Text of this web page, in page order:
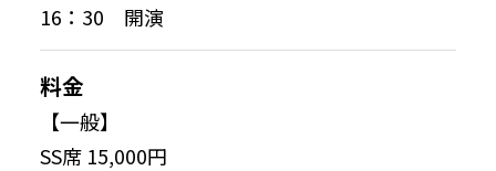
16：30 開演
料金
【一般】
SS席 15,000円